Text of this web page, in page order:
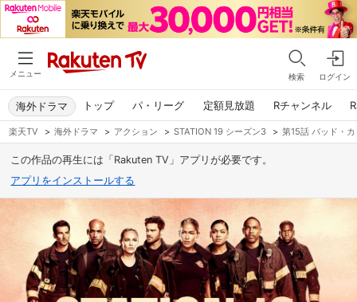
メニュー 検索 ログイン
トップ パ・リーグ 定額見放題 Rチャンネル
海外ドラマ
楽天TV > 海外ドラマ > アクション > STATION 19 シーズン3 > 第15話 バッド・
この作品の再生には「Rakuten TV」アプリが必要です。
アプリをインストールする